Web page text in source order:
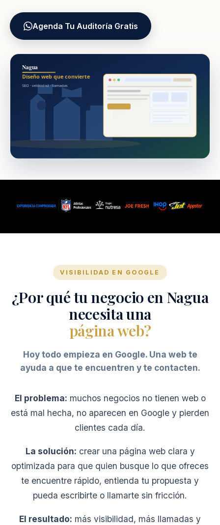
Agenda Tu Auditoría Gratis
VISIBILIDAD EN GOOGLE
¿Por qué tu negocio en Nagua
necesita una
página web?
Hoy todo empieza en Google. Una web te
ayuda a que te encuentren y te contacten.
El problema: muchos negocios no tienen web o
está mal hecha, no aparecen en Google y pierden
clientes cada día.
La solución: crear una página web clara y
optimizada para que quien busque lo que ofreces
te encuentre rápido, entienda tu propuesta y
pueda escribirte o llamarte sin fricción.
El resultado: más visibilidad, más llamadas y